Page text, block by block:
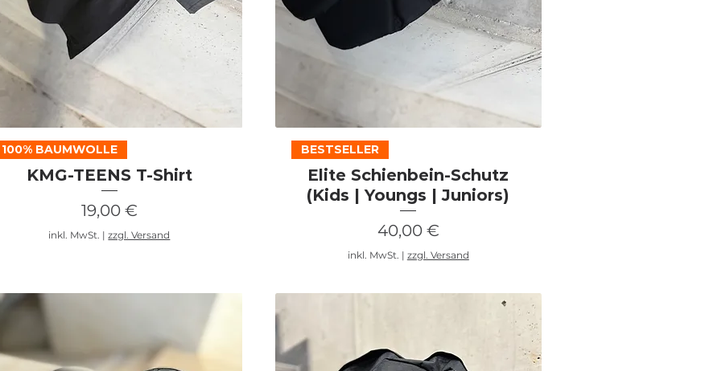
Schnellansicht
100% BAUMWOLLE
KMG-TEENS T-Shirt
Preis
19,00 €
inkl. MwSt. |zzgl. Versand
Schnellansicht
BESTSELLER
Elite Schienbein-Schutz
(Kids | Youngs | Juniors)
Preis
40,00 €
inkl. MwSt. | zzgl. Versand